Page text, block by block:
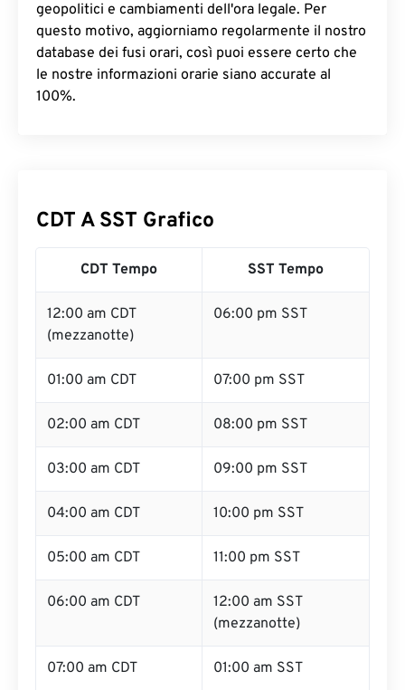
geopolitici e cambiamenti dell'ora legale. Per
questo motivo, aggiorniamo regolarmente il nostro
database dei fusi orari, così puoi essere certo che
le nostre informazioni orarie siano accurate al
100%.
CDT A SST Grafico
CDT Tempo SST Tempo
12:00 am CDT
(mezzanotte)
06:00 pm SST
01:00 am CDT 07:00 pm SST
02:00 am CDT 08:00 pm SST
03:00 am CDT 09:00 pm SST
04:00 am CDT 10:00 pm SST
05:00 am CDT 11:00 pm SST
06:00 am CDT
12:00 am SST
(mezzanotte)
07:00 am CDT 01:00 am SST